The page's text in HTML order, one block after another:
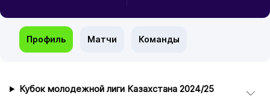
Профиль Матчи Команды
Кубок молодежной лиги Казахстана 2024/25